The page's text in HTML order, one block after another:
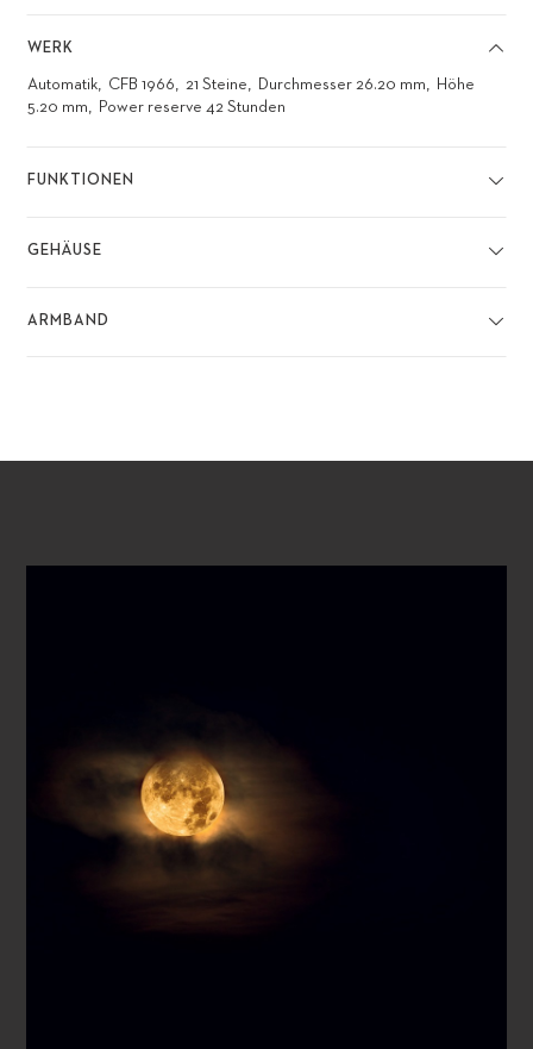
WERK
Automatik CFB 1966 21 Steine Durchmesser 26.20 mm
Höhe
5.20 mm
Power reserve 42 Stunden
FUNKTIONEN
GEHÄUSE
ARMBAND